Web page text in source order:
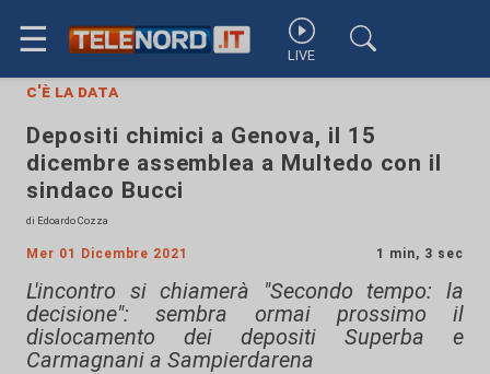
☰ LIVE
c'è la data
Depositi chimici a Genova, il 15
dicembre assemblea a Multedo con il
sindaco Bucci
di Edoardo Cozza
Mer 01 Dicembre 2021 1 min, 3 sec
L'incontro si chiamerà "Secondo tempo: la
decisione": sembra ormai prossimo il
dislocamento dei depositi Superba e
Carmagnani a Sampierdarena